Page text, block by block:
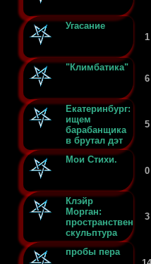
Угасание
1
"Климбатика"
6
Екатеринбург:
ищем
барабанщика
в брутал дэт
5
Мои Стихи.
0
Клэйр
Морган:
пространственная
скульптура
3
пробы пера